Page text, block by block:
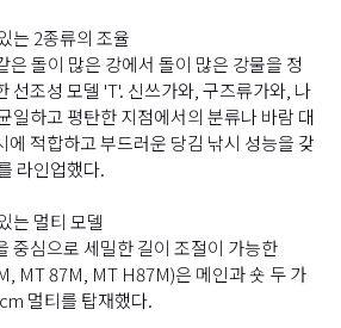
는 2종류의 조율
은 돌이 많은 강에서 돌이 많은 강물을 정
선조성 모델 'T'. 신쓰가와, 구즈류가와, 나
일하고 평탄한 지점에서의 분류나 바람 대
에 적합하고 부드러운 당김 낚시 성능을 갖
라인업했다.
는 멀티 모델
중심으로 세밀한 길이 조절이 가능한
MT 87M, MT H87M)은 메인과 숏 두 가
멀티를 탑재했다.